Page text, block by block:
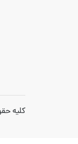
کلیه